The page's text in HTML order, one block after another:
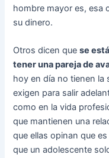
hombre mayor es, esa
su dinero.
Otros dicen quese
tener una pareja de
hoy en día no tienen la
exigen para salir
como en la vida
que mantienen una
que ellas opinan que
que un adolescente